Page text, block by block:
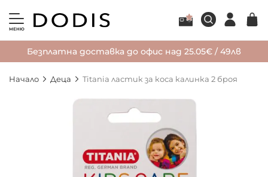
МЕНЮ
Безплатна доставка до офис над 25.05€ / 49лв
Начало Деца Titania ластик за коса калинка 2 броя